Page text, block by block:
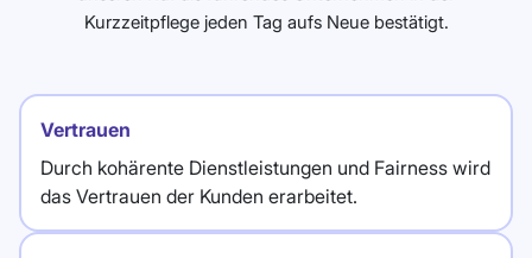
Kurzzeitpflege jeden Tag aufs Neue bestätigt.
Vertrauen
Durch kohärente Dienstleistungen und Fairness wird
das Vertrauen der Kunden erarbeitet.